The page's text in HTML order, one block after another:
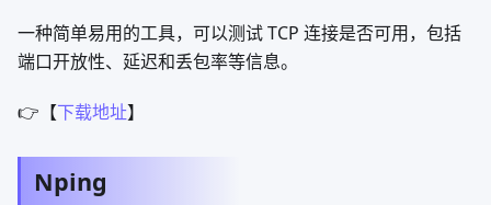
一种简单易用的工具，可以测试 TCP 连接是否可用，包括
端口开放性、延迟和丢包率等信息。
👉【下载地址】
Nping